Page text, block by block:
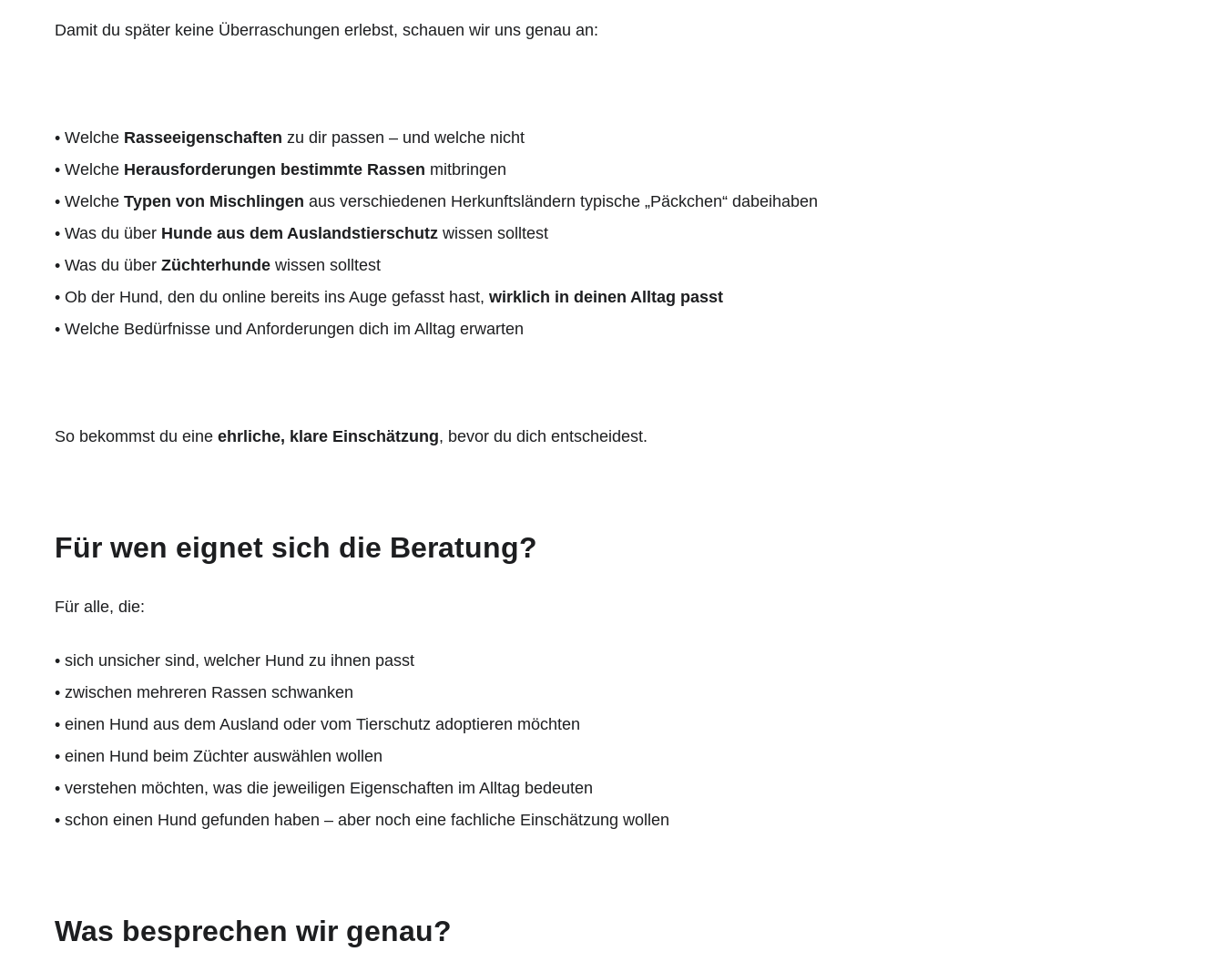
Damit du später keine Überraschungen erlebst, schauen wir uns genau an:
• Welche Rasseeigenschaften zu dir passen – und welche nicht
• Welche Herausforderungen bestimmte Rassen mitbringen
• Welche Typen von Mischlingen aus verschiedenen Herkunftsländern typische „Päckchen“ dabeihaben
• Was du über Hunde aus dem Auslandstierschutz wissen solltest
• Was du über Züchterhunde wissen solltest
• Ob der Hund, den du online bereits ins Auge gefasst hast, wirklich in deinen Alltag passt
• Welche Bedürfnisse und Anforderungen dich im Alltag erwarten
So bekommst du eine ehrliche, klare Einschätzung, bevor du dich entscheidest.
Für wen eignet sich die Beratung?
Für alle, die:
• sich unsicher sind, welcher Hund zu ihnen passt
• zwischen mehreren Rassen schwanken
• einen Hund aus dem Ausland oder vom Tierschutz adoptieren möchten
• einen Hund beim Züchter auswählen wollen
• verstehen möchten, was die jeweiligen Eigenschaften im Alltag bedeuten
• schon einen Hund gefunden haben – aber noch eine fachliche Einschätzung wollen
Was besprechen wir genau?